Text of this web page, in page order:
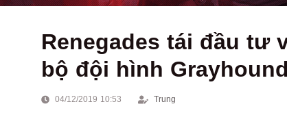
Renegades tái đầu tư
bộ đội hình Grayhound
04/12/2019 10:53 Trung